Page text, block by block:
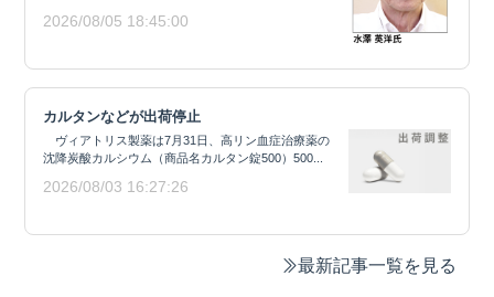
2026/08/05 18:45:00
カルタンなどが出荷停止
ヴィアトリス製薬は7月31日、高リン血症治療薬の
沈降炭酸カルシウム（商品名カルタン錠500）500...
2026/08/03 16:27:26
最新記事一覧を見る